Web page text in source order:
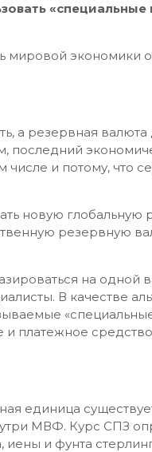
«специальные
мировой экономики
а резервная
последний
и потому, что
новую глобальную
резервную
на одной
В качестве
и платежное
единица
МВФ. Курс СПЗ
иены и фунта